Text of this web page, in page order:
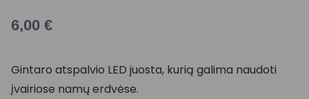
6,00 €
Gintaro atspalvio LED juosta, kurią galima naudoti
įvairiose namų erdvėse.